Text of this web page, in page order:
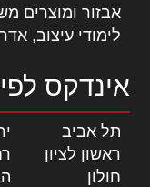
אבזור ומוצרים
לימודי עיצוב,
אינדקס
תל אביב
ראשון לציון
חולון